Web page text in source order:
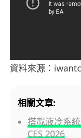
資料來源：
相關文章:
搭載液冷系
CES 2026